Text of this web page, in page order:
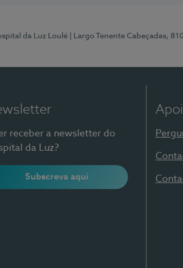
da Luz Loulé | Largo Tenente Cabeçadas,
receber a newsletter do
da Luz?
Subscreva aqui